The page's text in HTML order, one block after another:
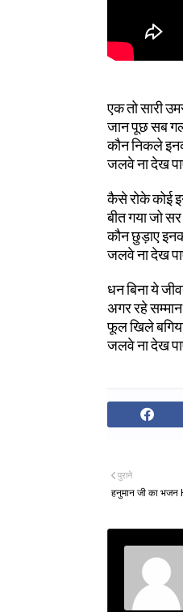
एक तो सारी
जान पूछ सब
कौन निकले
जलवे ना देख
कैसे रोके कोई
बीत गया जो
कौन छुड़ाए
जलवे ना देख
धन बिना ये
अगर रहे
फूल खिले
जलवे ना देख
पुराने
हनुमान जी का भजन